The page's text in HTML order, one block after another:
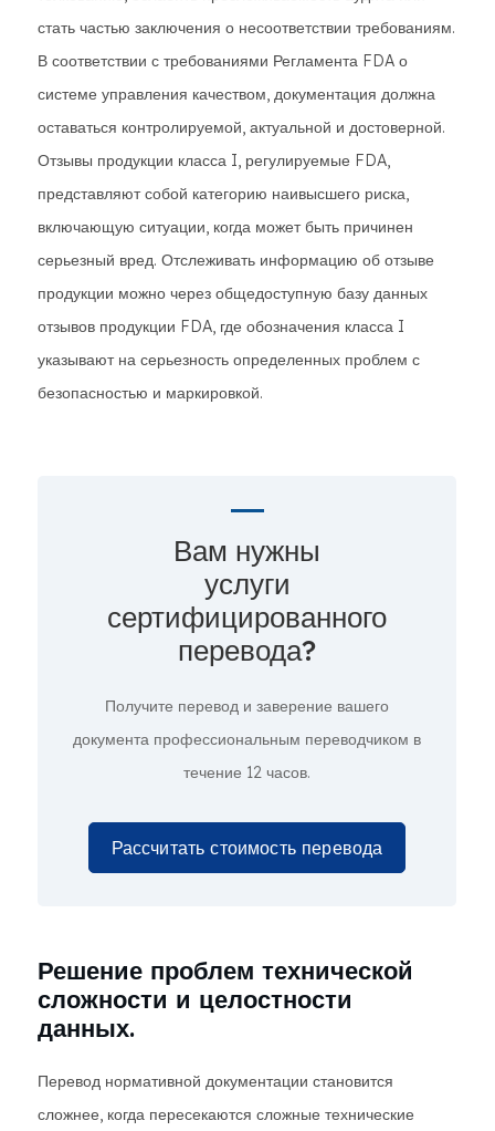
стать частью заключения о несоответствии требованиям.
В соответствии с требованиями Регламента FDA о
системе управления качеством, документация должна
оставаться контролируемой, актуальной и достоверной.
Отзывы продукции класса I, регулируемые FDA,
представляют собой категорию наивысшего риска,
включающую ситуации, когда может быть причинен
серьезный вред. Отслеживать информацию об отзыве
продукции можно через общедоступную базу данных
отзывов продукции FDA, где обозначения класса I
указывают на серьезность определенных проблем с
безопасностью и маркировкой.
Вам нужны
услуги
сертифицированного
перевода?
Получите перевод и заверение вашего
документа профессиональным переводчиком в
течение 12 часов.
Рассчитать стоимость перевода
Решение проблем технической
сложности и целостности
данных.
Перевод нормативной документации становится
сложнее, когда пересекаются сложные технические